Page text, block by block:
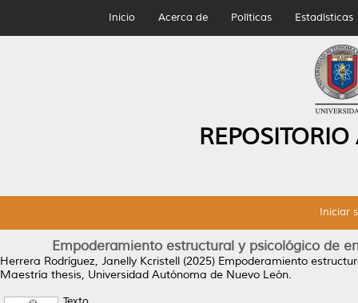
Inicio Acerca de Políticas Estadísticas
Iniciar
Empoderamiento estructural y psicológico de
Herrera Rodríguez, Janelly Kcristell (2025) Empoderamiento
Maestría thesis, Universidad Autónoma de Nuevo León.